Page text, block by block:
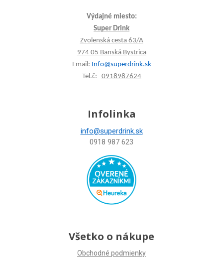
Výdajné miesto:
Super Drink
Zvolenská cesta 63/A
974 05 Banská Bystrica
Email: Info@superdrink.sk
Tel.č: 0918987624
Infolinka
info@superdrink.sk
0918 987 623
Všetko o nákupe
Obchodné podmienky